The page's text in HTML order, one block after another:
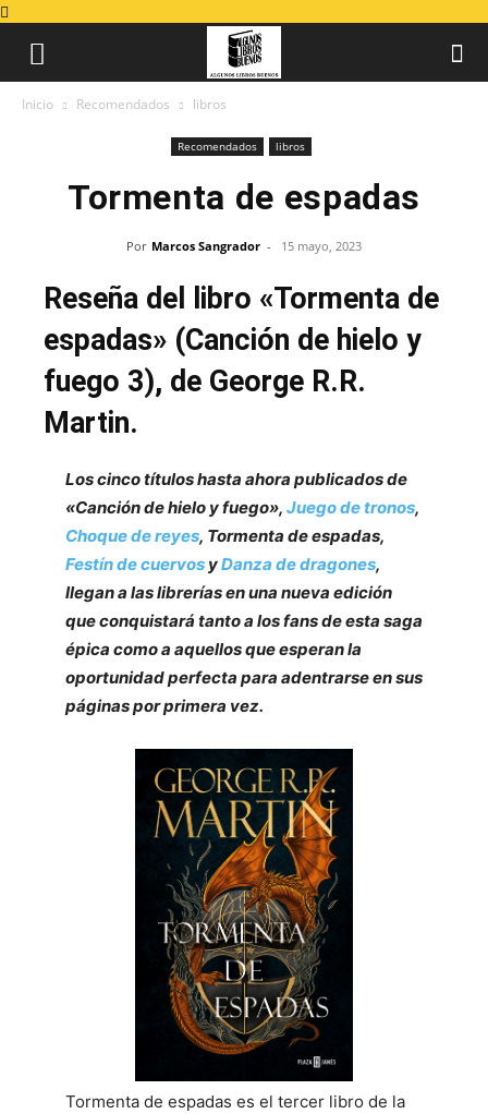
Inicio Recomendados libros
Recomendados libros
Tormenta de espadas
Por Marcos Sangrador - 15 mayo, 2023
Reseña del libro «Tormenta de
espadas» (Canción de hielo y
fuego 3), de George R.R.
Martin.
Los cinco títulos hasta ahora publicados de
«Canción de hielo y fuego», Juego de tronos,
Choque de reyes, Tormenta de espadas,
Festín de cuervos yDanza de dragones,
llegan a las librerías en una nueva edición
que conquistará tanto a los fans de esta saga
épica como a aquellos que esperan la
oportunidad perfecta para adentrarse en sus
páginas por primera vez.
Tormenta de espadas es el tercer libro de la